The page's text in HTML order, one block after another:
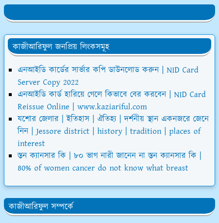
কাজীআরিফুল জনপ্রিয় লিংকসমূহ
এনআইডি কার্ডের সার্ভার কপি ডাউনলোড করুন | NID Card
Server Copy 2022
এনআইডি কার্ড হারিয়ে গেলে কিভাবে বের করবেন | NID Card
Reissue Online | www.kaziariful.com
যশোর জেলার | ইতিহাস | ঐতিহ্য | দর্শনীয় স্থান একনজরে জেনে
নিন | Jessore district | history | tradition | places of
interest
স্তন ক্যানসার কি | ৮০ ভাগ নারী জানেন না স্তন ক্যানসার কি |
80% of women cancer do not know what breast
কাজীআরিফুল সম্পর্কে